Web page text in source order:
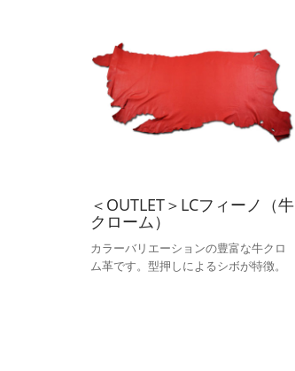
＜OUTLET＞LCフィーノ（牛
クローム）
カラーバリエーションの豊富な牛クロ
ム革です。型押しによるシボが特徴。